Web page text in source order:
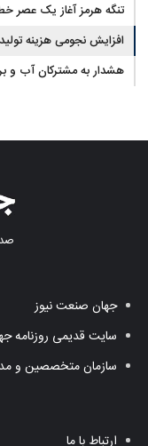
تنگه هرمز آغاز یک عصر
افزایش نجومی هزینه تولید لبنیات؛
هشدار به مشترکان آب و
جهان صنعت نیوز
سایت قدیمی روزنامه
سازمان متخصصین و
ارتباط با ما